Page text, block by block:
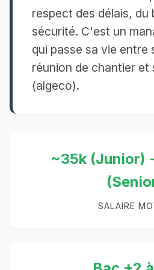
respect des délais, du
sécurité. C'est un
qui passe sa vie entre
réunion de chantier et
(algeco).
~35k (Junior)
SALAIRE